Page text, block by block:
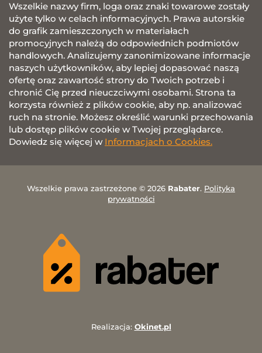
Wszelkie nazwy firm, loga oraz znaki towarowe zostały
użyte tylko w celach informacyjnych. Prawa autorskie
do grafik zamieszczonych w materiałach
promocyjnych należą do odpowiednich podmiotów
handlowych. Analizujemy zanonimizowane informacje
naszych użytkowników, aby lepiej dopasować naszą
ofertę oraz zawartość strony do Twoich potrzeb i
chronić Cię przed nieuczciwymi osobami. Strona ta
korzysta również z plików cookie, aby np. analizować
ruch na stronie. Możesz określić warunki przechowania
lub dostęp plików cookie w Twojej przeglądarce.
Dowiedz się więcej w Informacjach o Cookies.
Wszelkie prawa zastrzeżone © 2026 Rabater. Polityka
prywatności
Realizacja: Okinet.pl